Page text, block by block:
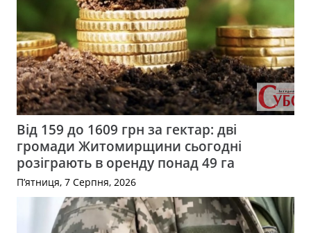
Від 159 до 1609 грн за гектар: дві
громади Житомирщини сьогодні
розіграють в оренду понад 49 га
П’ятниця, 7 Серпня, 2026